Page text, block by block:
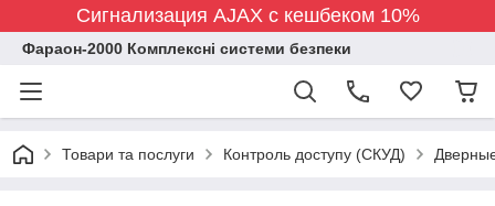
Сигнализация AJAX с кешбеком 10%
Фараон-2000 Комплексні системи безпеки
Товари та послуги Контроль доступу (СКУД)